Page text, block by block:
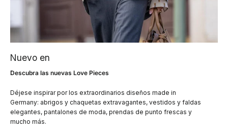
Nuevo en
Descubra las nuevas Love Pieces
Déjese inspirar por los extraordinarios diseños made in
Germany: abrigos y chaquetas extravagantes, vestidos y faldas
elegantes, pantalones de moda, prendas de punto frescas y
mucho más.